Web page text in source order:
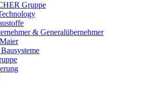
Gruppe
& Generalübernehmer